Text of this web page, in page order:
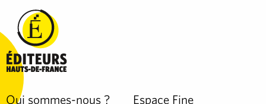
Qui sommes-nous ?
Espace Fine